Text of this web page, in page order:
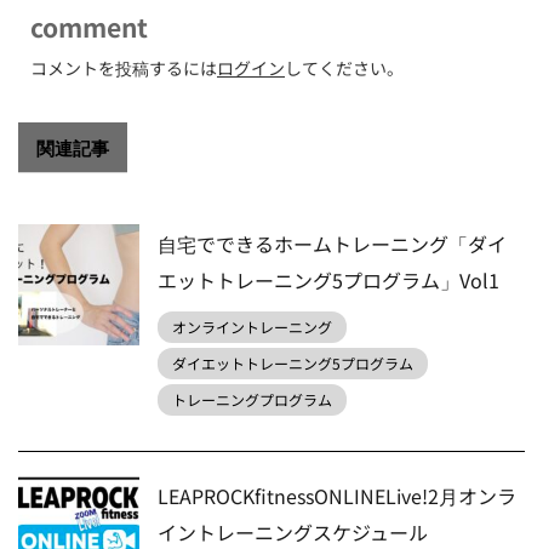
comment
コメントを投稿するにはログイン してください。
関連記事
自宅でできるホームトレーニング「ダイ
エットトレーニング5プログラム」Vol1
オンライントレーニング
ダイエットトレーニング5プログラム
トレーニングプログラム
LEAPROCKfitnessONLINELive!2月オンラ
イントレーニングスケジュール